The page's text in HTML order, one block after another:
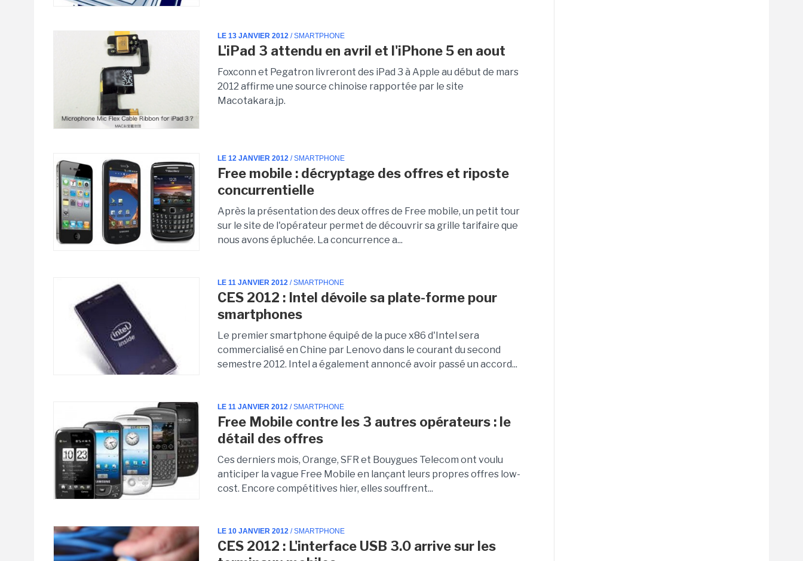
LE 13 JANVIER 2012 / SMARTPHONE
L'iPad 3 attendu en avril et l'iPhone 5 en aout
Foxconn et Pegatron livreront des iPad 3 à Apple au début de mars
2012 affirme une source chinoise rapportée par le site
Macotakara.jp.
LE 12 JANVIER 2012 / SMARTPHONE
Free mobile : décryptage des offres et riposte
concurrentielle
Après la présentation des deux offres de Free mobile, un petit tour
sur le site de l'opérateur permet de découvrir sa grille tarifaire que
nous avons épluchée. La concurrence a...
LE 11 JANVIER 2012 / SMARTPHONE
CES 2012 : Intel dévoile sa plate-forme pour
smartphones
Le premier smartphone équipé de la puce x86 d'Intel sera
commercialisé en Chine par Lenovo dans le courant du second
semestre 2012. Intel a également annoncé avoir passé un accord...
LE 11 JANVIER 2012 / SMARTPHONE
Free Mobile contre les 3 autres opérateurs : le
détail des offres
Ces derniers mois, Orange, SFR et Bouygues Telecom ont voulu
anticiper la vague Free Mobile en lançant leurs propres offres low-
cost. Encore compétitives hier, elles souffrent...
LE 10 JANVIER 2012 / SMARTPHONE
CES 2012 : L'interface USB 3.0 arrive sur les